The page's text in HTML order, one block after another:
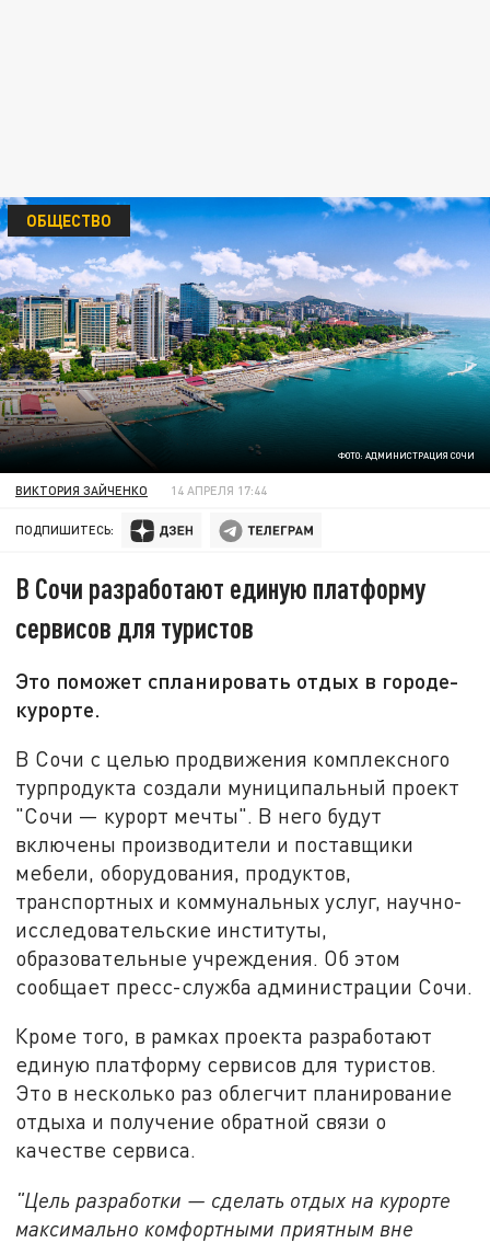
ФОТО: АДМИНИСТРАЦИЯ СОЧИ
ОБЩЕСТВО
ВИКТОРИЯ ЗАЙЧЕНКО 14 АПРЕЛЯ 17:44
ПОДПИШИТЕСЬ:
В Сочи разработают единую платформу
сервисов для туристов
Это поможет спланировать отдых в городе-
курорте.
В Сочи с целью продвижения комплексного
турпродукта создали муниципальный проект
"Сочи — курорт мечты". В него будут
включены производители и поставщики
мебели, оборудования, продуктов,
транспортных и коммунальных услуг, научно-
исследовательские институты,
образовательные учреждения. Об этом
сообщает пресс-служба администрации Сочи.
Кроме того, в рамках проекта разработают
единую платформу сервисов для туристов.
Это в несколько раз облегчит планирование
отдыха и получение обратной связи о
качестве сервиса.
"Цель разработки — сделать отдых на курорте
максимально комфортными приятным вне